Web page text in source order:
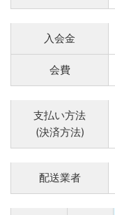
入会金
会費
支払い方法
(決済方法)
配送業者